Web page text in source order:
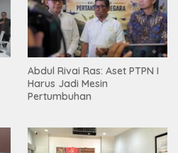
Abdul Rivai Ras: Aset PTPN I
Harus Jadi Mesin
Pertumbuhan